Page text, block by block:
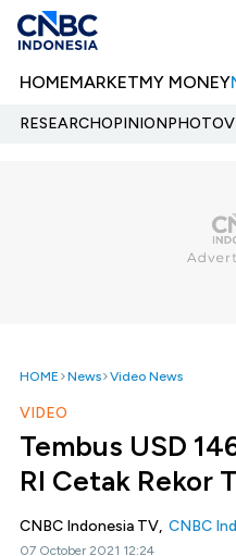
HOMEMARKETMY MONEY
RESEARCHOPINIONPHOTO
HOME News Video News
VIDEO
Tembus USD
RI Cetak Rekor
CNBC Indonesia TV, CNBC
07 October 2021 12:24